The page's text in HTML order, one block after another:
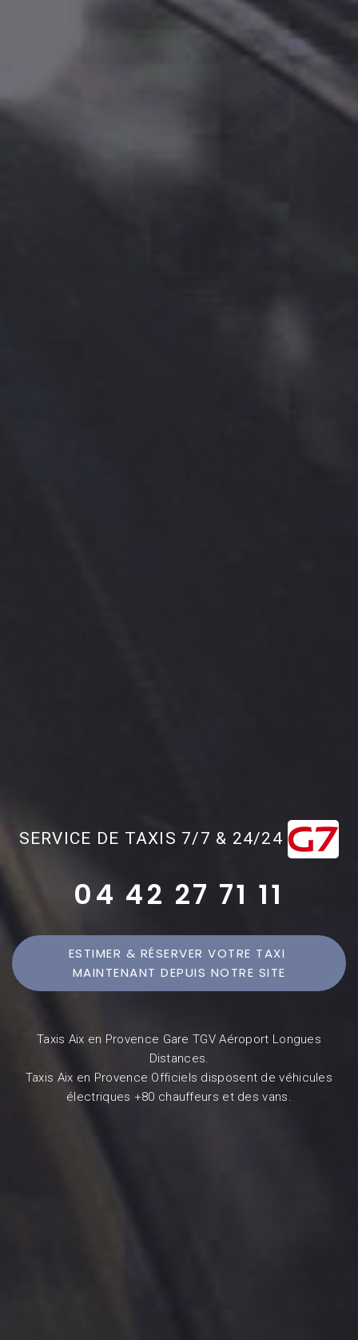
SERVICE DE TAXIS 7/7 & 24/24
04 42 27 71 11
ESTIMER & RÉSERVER VOTRE TAXI
MAINTENANT DEPUIS NOTRE SITE
Taxis Aix en Provence Gare TGV Aéroport Longues
Distances.
Taxis Aix en Provence Officiels disposent de véhicules
électriques +80 chauffeurs et des vans.